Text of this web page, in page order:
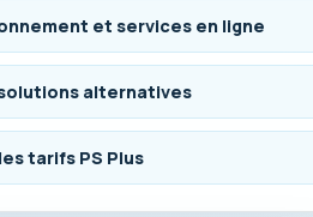
et services en ligne
alternatives
tarifs PS Plus